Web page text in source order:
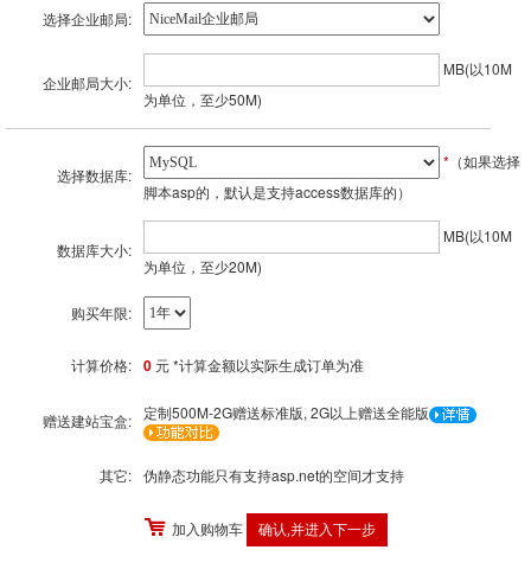
选择企业邮局:
企业邮局大小:
MB(以10M
为单位，至少50M)
选择数据库:
* （如果选择
脚本asp的，默认是支持access数据库的）
数据库大小:
MB(以10M
为单位，至少20M)
购买年限:
计算价格: 0元 *计算金额以实际生成订单为准
赠送建站宝盒: 定制500M-2G赠送标准版, 2G以上赠送全能版
其它: 伪静态功能只有支持asp.net的空间才支持
加入购物车